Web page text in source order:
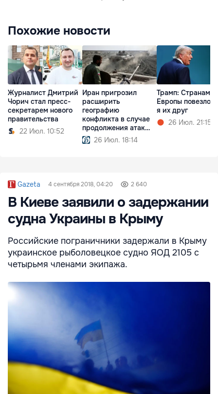
Похожие новости
Журналист Дмитрий
Чорич стал пресс-
секретарем нового
правительства
22 Июл. 10:52
Иран пригрозил
расширить
географию
конфликта в случае
продолжения атак
США26 Июл. 18:14
Трамп: Cтранам
Европы повезло,
я их друг
26 Июл. 21:15
Gazeta 4 сентября 2018, 04:20 2 640
В Киеве заявили о задержании
судна Украины в Крыму
Российские пограничники задержали в Крыму
украинское рыболовецкое судно ЯОД 2105 с
четырьмя членами экипажа.